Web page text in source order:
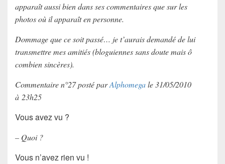
apparaît aussi bien dans ses commentaires que sur les
photos où il apparaît en personne.
Dommage que ce soit passé… je t’aurais demandé de lui
transmettre mes amitiés (bloguiennes sans doute mais ô
combien sincères).
Commentaire n°27 posté parAlphomegale 31/05/2010
à 23h25
Vous avez vu ?
– Quoi ?
Vous n’avez rien vu !